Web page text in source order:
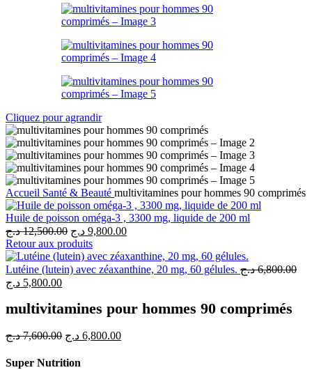
Cliquez pour agrandir
Accueil Santé & Beauté multivitamines pour hommes 90 comprimés
Huile de poisson oméga-3 , 3300 mg, liquide de 200 ml
12,500.00 د.ج
Le
prix
initial
était :
9,800.00 د.ج
Le
actuel
est :
Retour aux produits
Lutéine (lutein) avec zéaxanthine, 20 mg, 60 gélules. 6,800.00 د.ج
Le
initial
6,800.00 د.ج.
5,800.00 د.ج
Le
actuel
5,800.00 د.ج.
multivitamines pour hommes 90 comprimés
7,600.00 د.ج
Le
initial
6,800.00 د.ج
Le
Super Nutrition